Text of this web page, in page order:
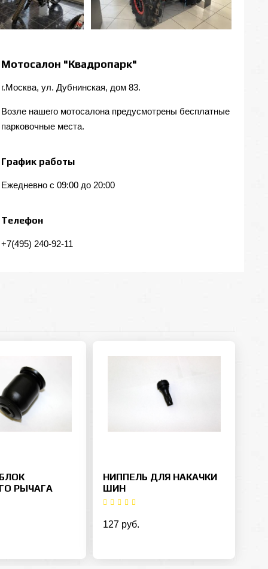
Мотосалон "Квадропарк"
г.Москва, ул. Дубнинская, дом 83.
Возле нашего мотосалона предусмотрены бесплатные
парковочные места.
График работы
Ежедневно с 09:00 до 20:00
Телефон
+7(495) 240-92-11
РЫЧАГА
НИППЕЛЬ ДЛЯ НАКАЧКИ
ШИН
127 руб.